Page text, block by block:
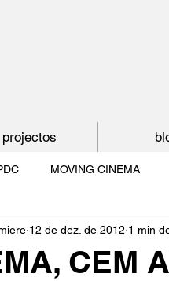
MOVING CINEMA
DE JUVENTUDE O
CEM
12 de dez. de 2012 1 min
projectos